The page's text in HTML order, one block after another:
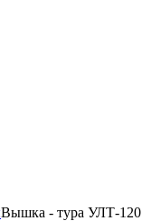
Вышка - тура УЛТ-120